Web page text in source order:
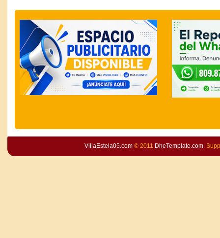
VillaEstela05.com© 2011 DheTemplate.com.